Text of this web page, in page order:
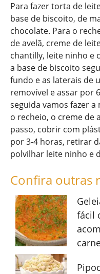
Para fazer torta de
base de biscoito, de
chocolate. Para o
de avelã, creme de
chantilly, leite ninho e
a base de biscoito
fundo e as laterais de
removível e assar por
seguida vamos fazer
o recheio, o creme de
passo, cobrir com
por 3-4 horas, retirar
polvilhar leite ninho e
Confira outras
fácil